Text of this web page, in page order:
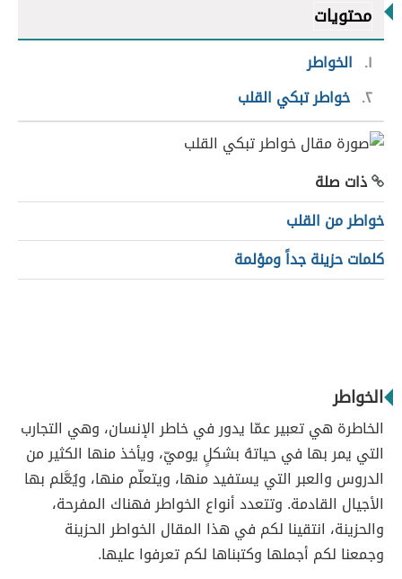
محتويات
١
الخواطر
٢ خواطر تبكي القلب
ذات صلة
خواطر من القلب
كلمات حزينة جداً ومؤلمة
الخواطر
الخاطرة هي تعبير عمّا يدور في خاطر الإنسان، وهي التجارب
التي يمر بها في حياتهُ بشكلٍ يوميّ، ويأخذ منها الكثير من
الدروس والعبر التي يستفيد منها، ويتعلّم منها، ويُعَّلم بها
الأجيال القادمة. وتتعدد أنواع الخواطر فهناك المفرحة،
والحزينة، انتقينا لكم في هذا المقال الخواطر الحزينة
وجمعنا لكم أجملها وكتبناها لكم تعرفوا عليها.